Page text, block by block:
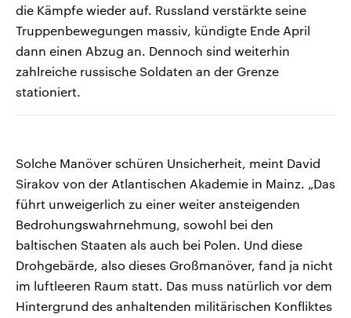
die Kämpfe wieder auf. Russland verstärkte seine
Truppenbewegungen massiv, kündigte Ende April
dann einen Abzug an. Dennoch sind weiterhin
zahlreiche russische Soldaten an der Grenze
stationiert.
Solche Manöver schüren Unsicherheit, meint David
Sirakov von der Atlantischen Akademie in Mainz. „Das
führt unweigerlich zu einer weiter ansteigenden
Bedrohungswahrnehmung, sowohl bei den
baltischen Staaten als auch bei Polen. Und diese
Drohgebärde, also dieses Großmanöver, fand ja nicht
im luftleeren Raum statt. Das muss natürlich vor dem
Hintergrund des anhaltenden militärischen Konfliktes